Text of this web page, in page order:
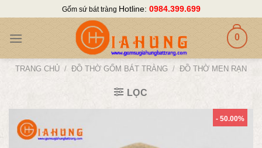
content
Gốm sứ bát tràng Hotline: 0984.399.699
0
TRANG CHỦ / ĐỒ THỜ GỐM BÁT TRÀNG / ĐỒ THỜ MEN RẠN
LỌC
- 50.00%